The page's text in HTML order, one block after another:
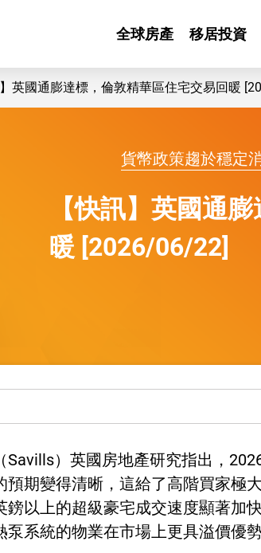
全球房產 移居投資
】英國通膨達標，倫敦精華區住宅交易回暖
貨幣政策趨於穩定
【快訊】英國通
暖 [2026/06/22]
Savills）英國房地產研究指出，
預期變得清晰，這給了高階買家極
鎊以上的超級豪宅成交速度顯著加
泵系統的物業在市場上更具溢價優